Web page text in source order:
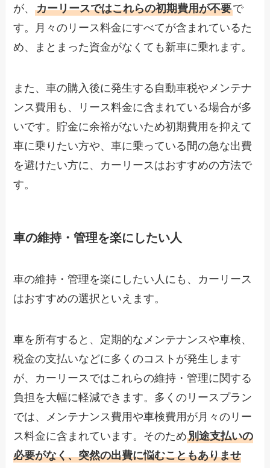
が、カーリースではこれらの初期費用が不要で
す。月々のリース料金にすべてが含まれているた
め、まとまった資金がなくても新車に乗れます。
また、車の購入後に発生する自動車税やメンテナ
ンス費用も、リース料金に含まれている場合が多
いです。貯金に余裕がないため初期費用を抑えて
車に乗りたい方や、車に乗っている間の急な出費
を避けたい方に、カーリースはおすすめの方法で
す。
車の維持・管理を楽にしたい人
車の維持・管理を楽にしたい人にも、カーリース
はおすすめの選択といえます。
車を所有すると、定期的なメンテナンスや車検、
税金の支払いなどに多くのコストが発生します
が、カーリースではこれらの維持・管理に関する
負担を大幅に軽減できます。多くのリースプラン
では、メンテナンス費用や車検費用が月々のリー
ス料金に含まれています。そのため別途支払いの
必要がなく、突然の出費に悩むこともありませ